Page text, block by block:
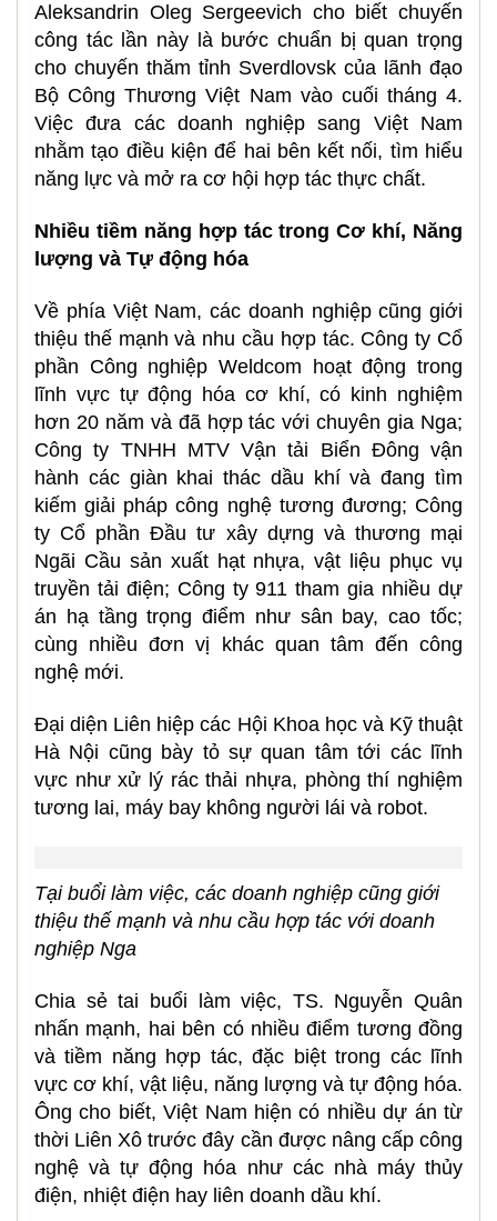
Aleksandrin Oleg Sergeevich cho biết chuyến
công tác lần này là bước chuẩn bị quan trọng
cho chuyến thăm tỉnh Sverdlovsk của lãnh đạo
Bộ Công Thương Việt Nam vào cuối tháng 4.
Việc đưa các doanh nghiệp sang Việt Nam
nhằm tạo điều kiện để hai bên kết nối, tìm hiểu
năng lực và mở ra cơ hội hợp tác thực chất.
Nhiều tiềm năng hợp tác trong Cơ khí, Năng
lượng và Tự động hóa
Về phía Việt Nam, các doanh nghiệp cũng giới
thiệu thế mạnh và nhu cầu hợp tác. Công ty Cổ
phần Công nghiệp Weldcom hoạt động trong
lĩnh vực tự động hóa cơ khí, có kinh nghiệm
hơn 20 năm và đã hợp tác với chuyên gia Nga;
Công ty TNHH MTV Vận tải Biển Đông vận
hành các giàn khai thác dầu khí và đang tìm
kiếm giải pháp công nghệ tương đương; Công
ty Cổ phần Đầu tư xây dựng và thương mại
Ngãi Cầu sản xuất hạt nhựa, vật liệu phục vụ
truyền tải điện; Công ty 911 tham gia nhiều dự
án hạ tầng trọng điểm như sân bay, cao tốc;
cùng nhiều đơn vị khác quan tâm đến công
nghệ mới.
Đại diện Liên hiệp các Hội Khoa học và Kỹ thuật
Hà Nội cũng bày tỏ sự quan tâm tới các lĩnh
vực như xử lý rác thải nhựa, phòng thí nghiệm
tương lai, máy bay không người lái và robot.
Tại buổi làm việc, các doanh nghiệp cũng giới
thiệu thế mạnh và nhu cầu hợp tác với doanh
nghiệp Nga
Chia sẻ tai buổi làm việc, TS. Nguyễn Quân
nhấn mạnh, hai bên có nhiều điểm tương đồng
và tiềm năng hợp tác, đặc biệt trong các lĩnh
vực cơ khí, vật liệu, năng lượng và tự động hóa.
Ông cho biết, Việt Nam hiện có nhiều dự án từ
thời Liên Xô trước đây cần được nâng cấp công
nghệ và tự động hóa như các nhà máy thủy
điện, nhiệt điện hay liên doanh dầu khí.